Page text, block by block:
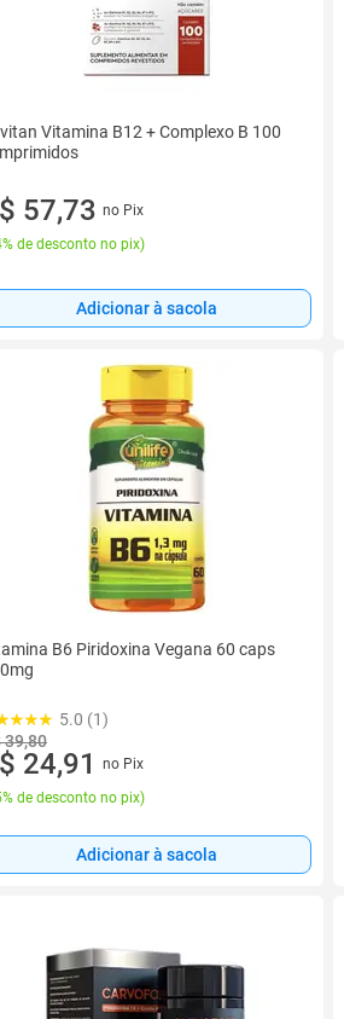
Vitamina B12 + Complexo B 100
57,73 no Pix
de desconto no pix)
Adicionar à sacola
B6 Piridoxina Vegana 60 caps
5.0 (1)
39,80
24,91
no Pix
de desconto no pix)
Adicionar à sacola